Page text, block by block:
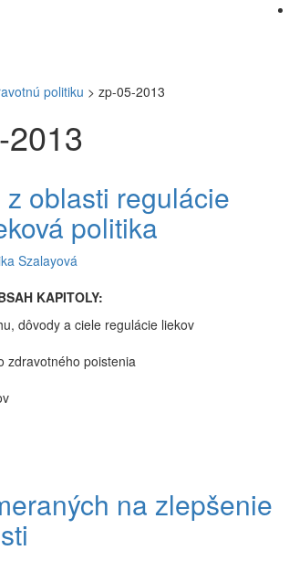
politiku > zp-05-2013
oblasti regulácie
politika
Szalayová
KAPITOLY:
dôvody a ciele regulácie liekov
zdravotného poistenia
na zlepšenie